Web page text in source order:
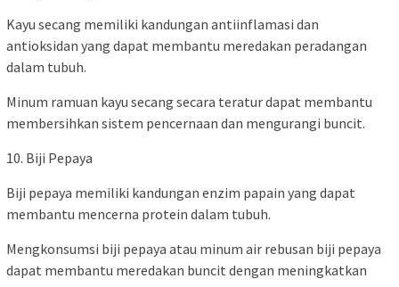
Kayu secang memiliki kandungan antiinflamasi dan
antioksidan yang dapat membantu meredakan peradangan
dalam tubuh.
Minum ramuan kayu secang secara teratur dapat membantu
membersihkan sistem pencernaan dan mengurangi buncit.
10. Biji Pepaya
Biji pepaya memiliki kandungan enzim papain yang dapat
membantu mencerna protein dalam tubuh.
Mengkonsumsi biji pepaya atau minum air rebusan biji pepaya
dapat membantu meredakan buncit dengan meningkatkan